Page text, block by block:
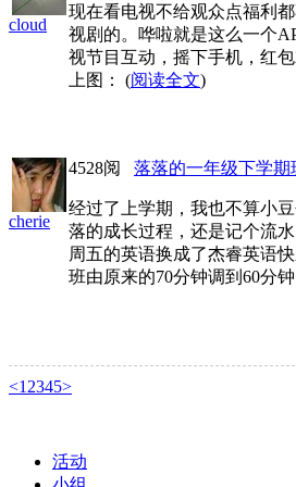
cloud
现在看电视不给观众点福利
视剧的。哗啦就是这么一个
视节目互动，摇下手机，红
上图： (阅读全文)
cherie
4528阅 落落的一年级下学期
经过了上学期，我也不算小
落的成长过程，还是记个流
周五的英语换成了杰睿英语
班由原来的70分钟调到60分
<1 2345>
活动